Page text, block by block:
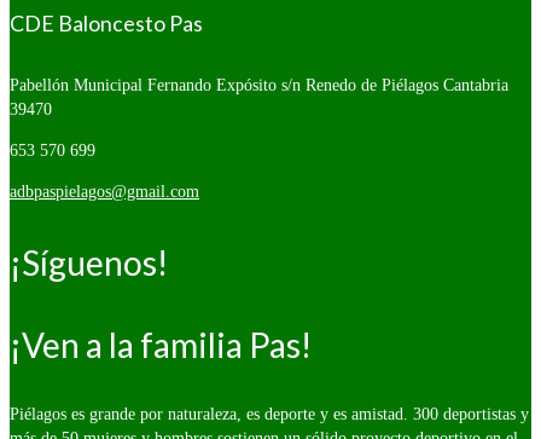
CDE Baloncesto Pas
Pabellón Municipal Fernando Expósito s/n Renedo de Piélagos Cantabria
39470
653 570 699
adbpaspielagos@gmail.com
¡Síguenos!
¡Ven a la familia Pas!
Piélagos es grande por naturaleza, es deporte y es amistad. 300 deportistas y